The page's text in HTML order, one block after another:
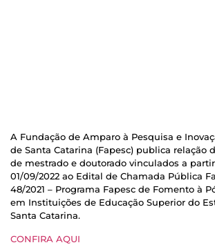
A Fundação de Amparo à Pesquisa e
de Santa Catarina (Fapesc) publica relação
de mestrado e doutorado vinculados a
01/09/2022 ao Edital de Chamada Pública
48/2021 – Programa Fapesc de Fomento à
em Instituições de Educação Superior do
Santa Catarina.
CONFIRA AQUI